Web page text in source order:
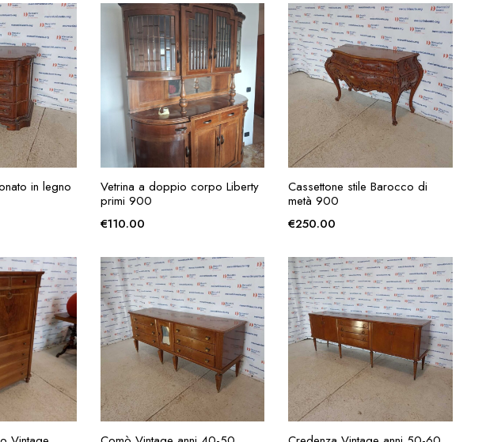
in legno
RICHIESTA
Vetrina a doppio corpo Liberty
primi 900
€110.00
RICHIESTA
Cassettone stile Barocco di
metà 900
€250.00